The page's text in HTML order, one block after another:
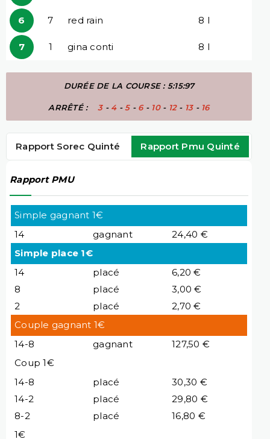
6 7 red rain 8 l
7 1 gina conti 8 l
DURÉE DE LA COURSE : 5:15:97
ARRÊTÉ :3- 4-5- 6- 10- 12- 13- 16
Rapport Sorec Quinté Rapport Pmu Quinté
Rapport PMU
Simple gagnant 1€
14
gagnant
24,40 €
Simple place 1€
14
placé
6,20 €
8
placé
3,00 €
2
placé
2,70 €
Couple gagnant 1€
14-8
gagnant
127,50 €
Coup 1€
14-8
placé
30,30 €
14-2
placé
29,80 €
8-2
placé
16,80 €
1€